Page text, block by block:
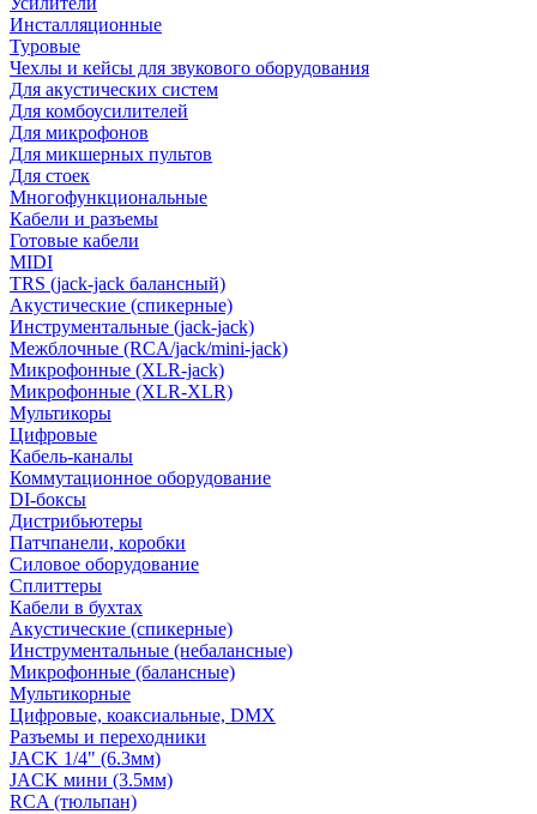
Инсталляционные
Туровые
Чехлы и кейсы для звукового оборудования
Для акустических систем
Для комбоусилителей
Для микрофонов
Для микшерных пультов
Для стоек
Многофункциональные
Кабели и разъемы
Готовые кабели
MIDI
TRS (jack-jack балансный)
Акустические (спикерные)
Инструментальные (jack-jack)
Межблочные (RCA/jack/mini-jack)
Микрофонные (XLR-jack)
Микрофонные (XLR-XLR)
Мультикоры
Цифровые
Кабель-каналы
Коммутационное оборудование
DI-боксы
Дистрибьютеры
Патчпанели, коробки
Силовое оборудование
Сплиттеры
Кабели в бухтах
Акустические (спикерные)
Инструментальные (небалансные)
Микрофонные (балансные)
Мультикорные
Цифровые, коаксиальные, DMX
Разъемы и переходники
JACK 1/4" (6.3мм)
JACK мини (3.5мм)
RCA (тюльпан)